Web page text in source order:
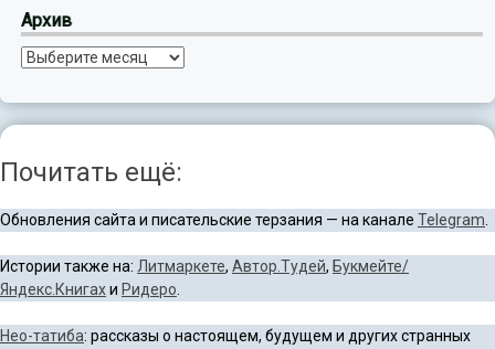
Архив
Архив
Почитать ещё:
Обновления сайта и писательские терзания — на канале Telegram
Истории также на: Литмаркете, Автор.Тудей, Букмейте/
Яндекс.Книгахи Ридеро
Нео-татиба: рассказы о настоящем, будущем и других странных